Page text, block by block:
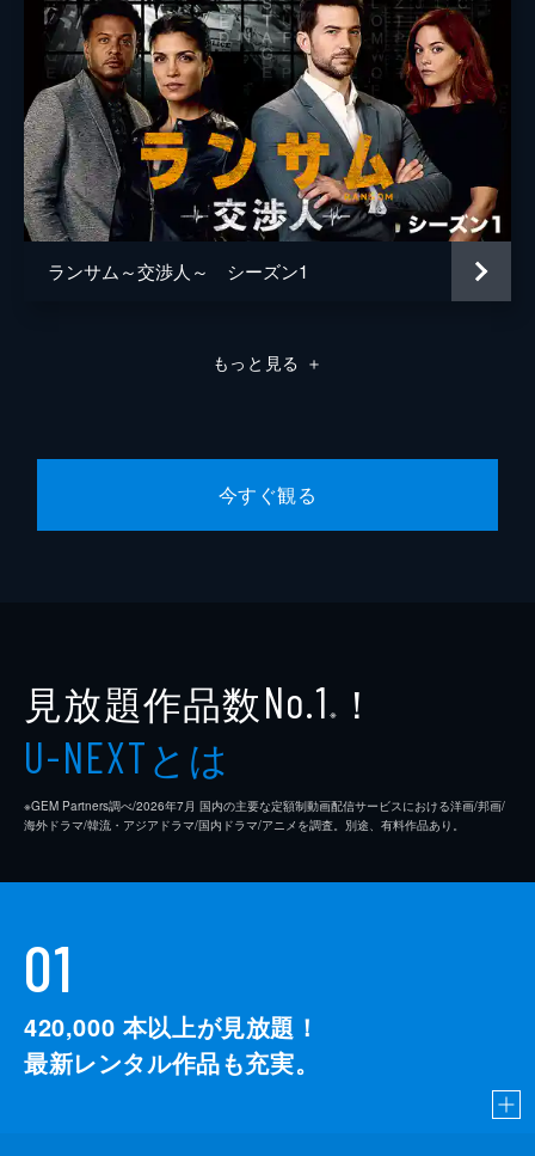
ランサム～交渉人～ シーズン1
もっと見る ＋
今すぐ観る
見放題作品数No.1 ※ ！
U-NEXTとは
※GEM Partners調べ/2026年7⽉ 国内の主要な定額制動画配信サービスにおける洋画/邦画/
海外ドラマ/韓流・アジアドラマ/国内ドラマ/アニメを調査。別途、有料作品あり。
01
420,000 本以上が見放題！
最新レンタル作品も充実。